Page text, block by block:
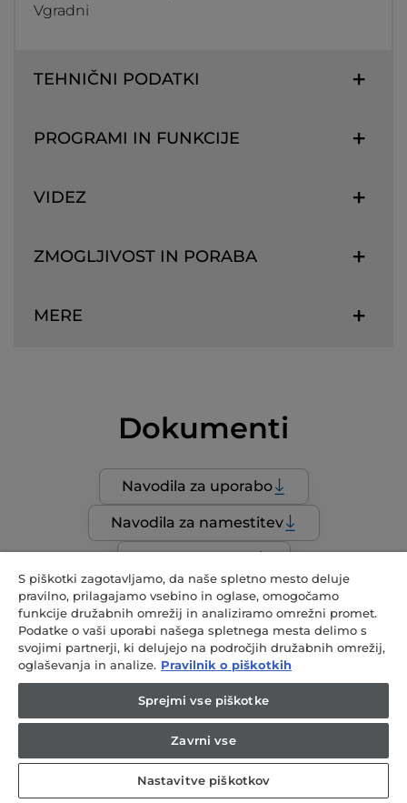
Vgradni
TEHNIČNI PODATKI
PROGRAMI IN FUNKCIJE
VIDEZ
ZMOGLJIVOST IN PORABA
MERE
Dokumenti
Navodila za uporabo
Navodila za namestitev
Nova energijska nalepka
List novega izdelka
Izjava o skladnosti
SI / Slovenčina
S piškotki zagotavljamo, da naše spletno mesto deluje
pravilno, prilagajamo vsebino in oglase, omogočamo
funkcije družabnih omrežij in analiziramo omrežni promet.
Podatke o vaši uporabi našega spletnega mesta delimo s
svojimi partnerji, ki delujejo na področjih družabnih omrežij,
oglaševanja in analize. Pravilnik o piškotkih
Sprejmi vse piškotke
Zavrni vse
Nastavitve piškotkov